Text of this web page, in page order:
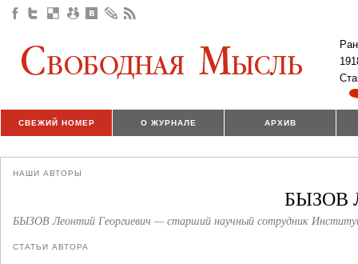
СВЕЖИЙ НОМЕР О ЖУРНАЛЕ АРХИВ
НАШИ АВТОРЫ
БЫЗОВ
БЫЗОВ Леонтий Георгиевич — старший научный сотрудник
СТАТЬИ АВТОРА